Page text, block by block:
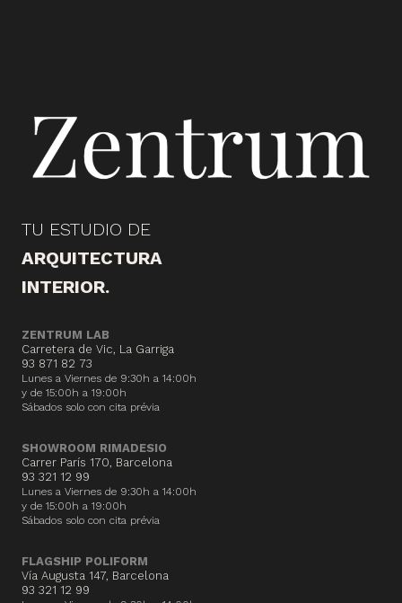
TU ESTUDIO DE
ARQUITECTURA
INTERIOR.
ZENTRUM LAB
Carretera de Vic, La Garriga
93 871 82 73
Lunes a Viernes de 9:30h a 14:00h
y de 15:00h a 19:00h
Sábados solo con cita prévia
SHOWROOM RIMADESIO
Carrer París 170, Barcelona
93 321 12 99
Lunes a Viernes de 9:30h a 14:00h
y de 15:00h a 19:00h
Sábados solo con cita prévia
FLAGSHIP POLIFORM
Vía Augusta 147, Barcelona
93 321 12 99